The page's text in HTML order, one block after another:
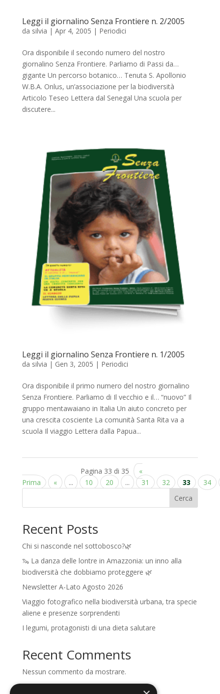
Leggi il giornalino Senza Frontiere n. 2/2005
da silvia | Apr 4, 2005 | Periodici
Ora disponibile il secondo numero del nostro
giornalino Senza Frontiere. Parliamo di Passi da…
gigante Un percorso botanico… Tenuta S. Apollonio
W.B.A. Onlus, un’associazione per la biodiversità
Articolo Teseo Lettera dal Senegal Una scuola per
discutere...
Leggi il giornalino Senza Frontiere n. 1/2005
da silvia | Gen 3, 2005 | Periodici
Ora disponibile il primo numero del nostro giornalino
Senza Frontiere. Parliamo di Il vecchio e il… “nuovo” Il
gruppo mentawaiano in Italia Un aiuto concreto per
una crescita cosciente La comunità Santa Rita va a
scuola Il viaggio Lettera dalla Papua...
Pagina 33 di 35
«
Prima
« ... 10 20 ... 31 32 33
34
Cerca
Recent Posts
Chi si nasconde nel sottobosco?🌿
🦦 La danza delle lontre in Amazzonia: un inno alla
biodiversità che dobbiamo proteggere 🌿
Newsletter A-Lato Agosto 2026
Viaggio fotografico nella biodiversità urbana, tra specie
aliene e presenze sorprendenti
I legumi, protagonisti di una dieta salutare
Recent Comments
Nessun commento da mostrare.